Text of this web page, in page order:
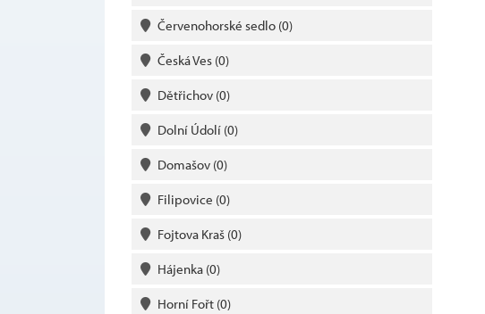
Červenohorské sedlo (0)
Česká Ves (0)
Dětřichov (0)
Dolní Údolí (0)
Domašov (0)
Filipovice (0)
Fojtova Kraš (0)
Hájenka (0)
Horní Fořt (0)